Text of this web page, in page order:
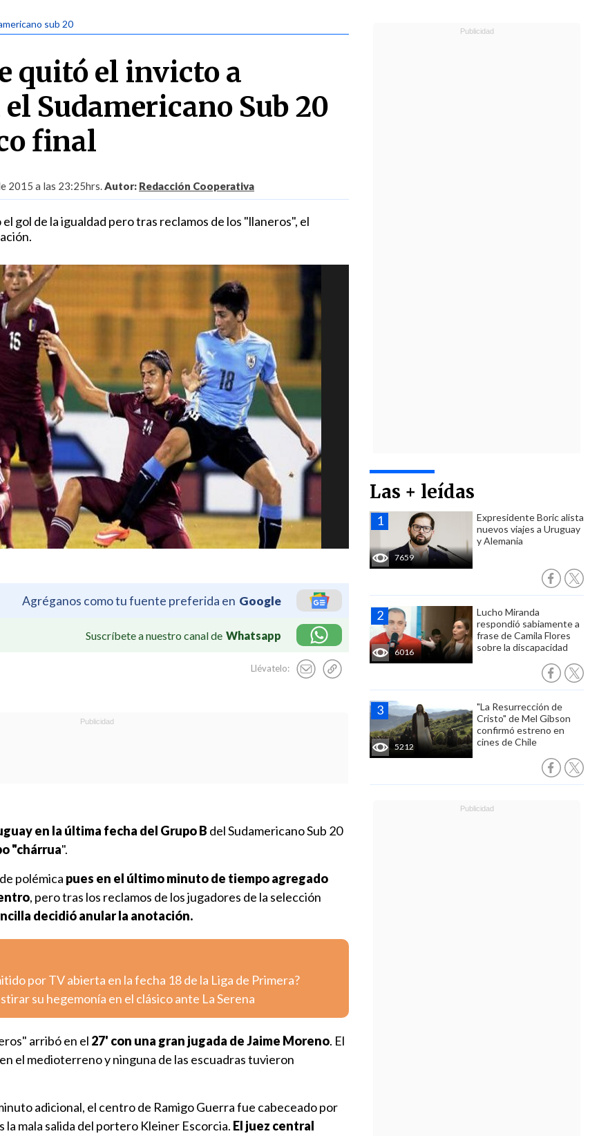
sub 20
quitó el invicto a
Sudamericano Sub 20
final
2015 a las 23:25hrs.Autor: Redacción Cooperativa
gol de la igualdad pero tras reclamos de los "llaneros", el
Agréganos como tu fuente preferida en Google
Suscríbete a nuestro canal de Whatsapp
Llévatelo:
Las + leídas
7659
Expresidente Boric alista
nuevos viajes a Uruguay
y Alemania
6016
Lucho Miranda
respondió sabiamente a
frase de Camila Flores
sobre la discapacidad
5212
"La Resurrección de
Cristo" de Mel Gibson
confirmó estreno en
cines de Chile
en la última fecha del Grupo B del Sudamericano Sub 20
"chárrua".
polémica pues en el último minuto de tiempo agregado
, pero tras los reclamos de los jugadores de la selección
decidió anular la anotación.
por TV abierta en la fecha 18 de la Liga de Primera?
su hegemonía en el clásico ante La Serena
arribó en el 27' con una gran jugada de Jaime Moreno. El
el medioterreno y ninguna de las escuadras tuvieron
adicional, el centro de Ramigo Guerra fue cabeceado por
la mala salida del portero Kleiner Escorcia. El juez central